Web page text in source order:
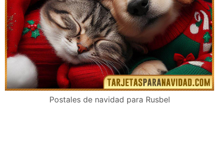
Postales de navidad para Rusbel